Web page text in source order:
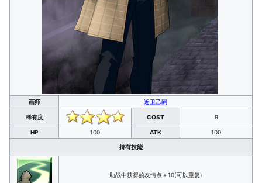
画师 近卫乙嗣
稀有度 COST 9
HP 100 ATK 100
持有技能
助战中获得的友情点＋10(可以重复)